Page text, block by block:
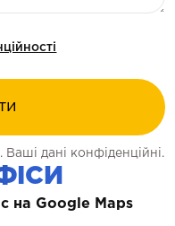
Ваші дані конфіденційні.
на Google Maps